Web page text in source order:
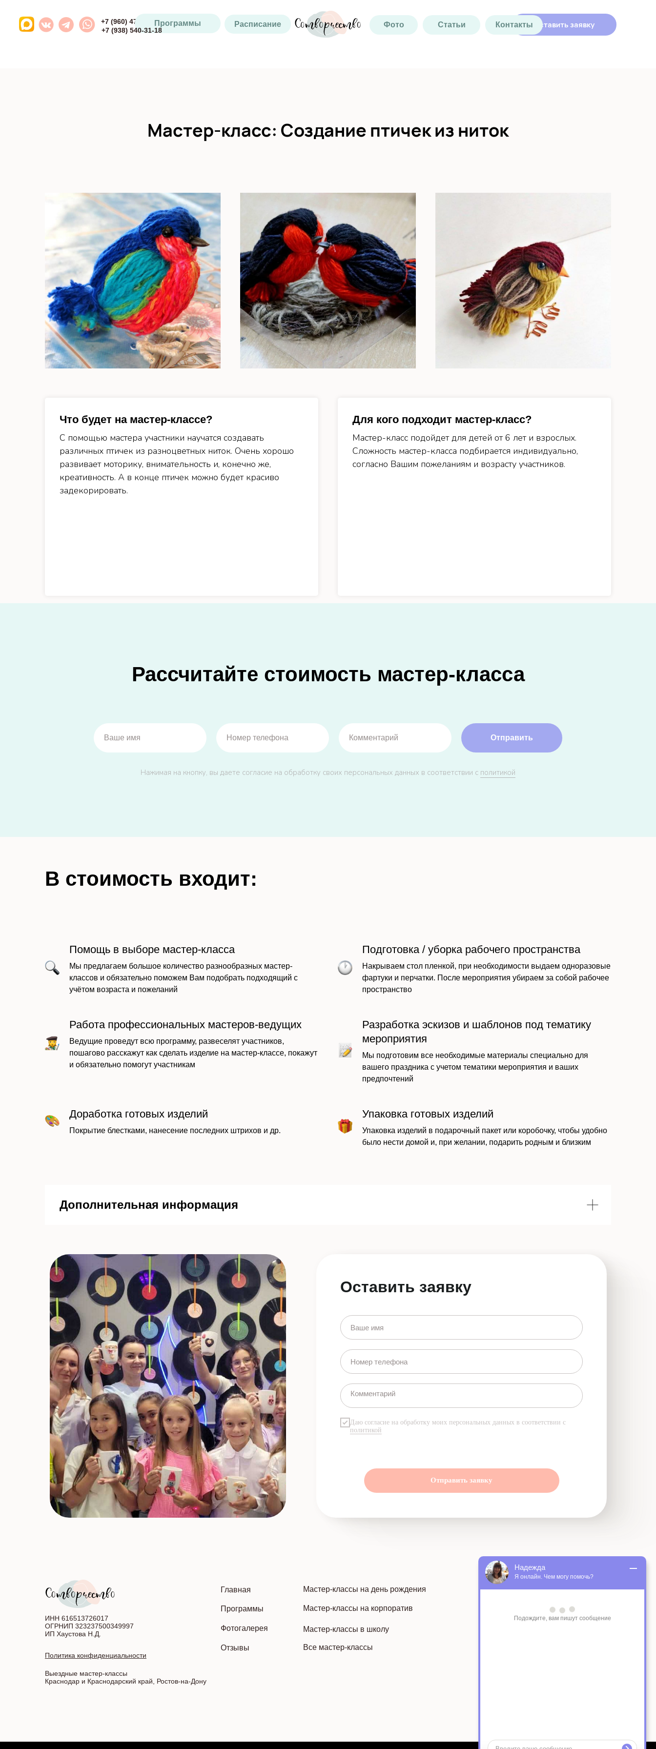
+7 (960) 471-93-64 Оставить заявку
Программы Расписание Фото Статьи Контакты
+7 (938) 540-31-18
Мастер-класс: Создание птичек из ниток
Что будет на мастер-классе?
С помощью мастера участники научатся создавать
различных птичек из разноцветных ниток. Очень хорошо
развивает моторику, внимательность и, конечно же,
креативность. А в конце птичек можно будет красиво
задекорировать.
Для кого подходит мастер-класс?
Мастер-класс подойдет для детей от 6 лет и взрослых.
Сложность мастер-класса подбирается индивидуально,
согласно Вашим пожеланиям и возрасту участников.
Рассчитайте стоимость мастер-класса
Отправить
Нажимая на кнопку, вы даете согласие на обработку своих персональных данных в соответствии с политикой
В стоимость входит:
Помощь в выборе мастер-класса
Мы предлагаем большое количество разнообразных мастер-
классов и обязательно поможем Вам подобрать подходящий с
учётом возраста и пожеланий
Подготовка / уборка рабочего пространства
Накрываем стол пленкой, при необходимости выдаем одноразовые
фартуки и перчатки. После мероприятия убираем за собой рабочее
пространство
Работа профессиональных мастеров-ведущих
Ведущие проведут всю программу, развеселят участников,
пошагово расскажут как сделать изделие на мастер-классе, покажут
и обязательно помогут участникам
Разработка эскизов и шаблонов под тематику
мероприятия
Мы подготовим все необходимые материалы специально для
вашего праздника с учетом тематики мероприятия и ваших
предпочтений
Доработка готовых изделий
Покрытие блестками, нанесение последних штрихов и др.
Упаковка готовых изделий
Упаковка изделий в подарочный пакет или коробочку, чтобы удобно
было нести домой и, при желании, подарить родным и близким
Дополнительная информация
Оставить заявку
Даю согласие на обработку моих персональных данных в соответствии с
политикой
Отправить заявку
Выездные мастер-классы
Краснодар и Краснодарский край, Ростов-на-Дону
ИНН 616513726017
ОГРНИП 323237500349997
ИП Хаустова Н.Д.
Политика конфиденциальности
Главная
Программы
Фотогалерея
Отзывы
Мастер-классы на день рождения
Мастер-классы на корпоратив
Мастер-классы в школу
Все мастер-классы
Надежда
Я онлайн. Чем могу помочь?
Подождите, вам пишут сообщение